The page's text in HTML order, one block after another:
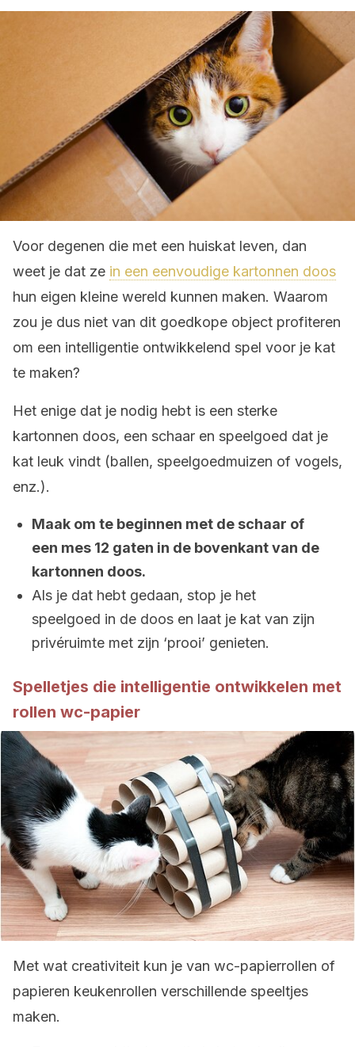
Voor degenen die met een huiskat leven, dan
weet je dat ze in een eenvoudige kartonnen doos
hun eigen kleine wereld kunnen maken. Waarom
zou je dus niet van dit goedkope object profiteren
om een intelligentie ontwikkelend spel voor je kat
te maken?
Het enige dat je nodig hebt is een sterke
kartonnen doos, een schaar en speelgoed dat je
kat leuk vindt (ballen, speelgoedmuizen of vogels,
enz.).
Maak om te beginnen met de schaar of
een mes 12 gaten in de bovenkant van de
kartonnen doos.
Als je dat hebt gedaan, stop je het
speelgoed in de doos en laat je kat van zijn
privéruimte met zijn ‘prooi’ genieten.
Spelletjes die intelligentie ontwikkelen met
rollen wc-papier
Met wat creativiteit kun je van wc-papierrollen of
papieren keukenrollen verschillende speeltjes
maken.